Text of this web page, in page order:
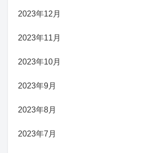
2023年12月
2023年11月
2023年10月
2023年9月
2023年8月
2023年7月